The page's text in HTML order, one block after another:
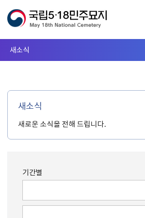
새소식
새소식
새로운 소식을 전해 드립니다.
기간별